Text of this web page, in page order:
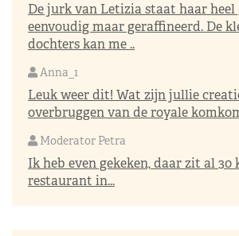
De jurk van Letizia staat haar heel
eenvoudig maar geraffineerd. De
dochters kan me ..
Anna_1
Leuk weer dit! Wat zijn jullie
overbruggen van de royale
Moderator Petra
Ik heb even gekeken, daar zit al 30
restaurant in...